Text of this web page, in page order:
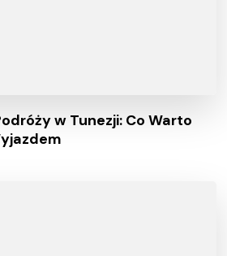
w Tunezji: Co Warto